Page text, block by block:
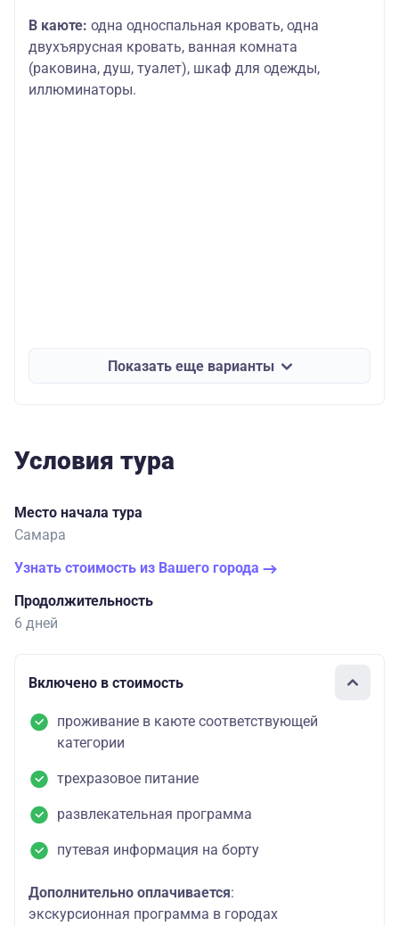
В каюте: одна односпальная кровать, одна
двухъярусная кровать, ванная комната
(раковина, душ, туалет), шкаф для одежды,
иллюминаторы.
Показать еще варианты
Условия тура
Место начала тура
Самара
Узнать стоимость из Вашего города
Продолжительность
6 дней
Включено в стоимость
проживание в каюте соответствующей
категории
трехразовое питание
развлекательная программа
путевая информация на борту
Дополнительно оплачивается:
экскурсионная программа в городах